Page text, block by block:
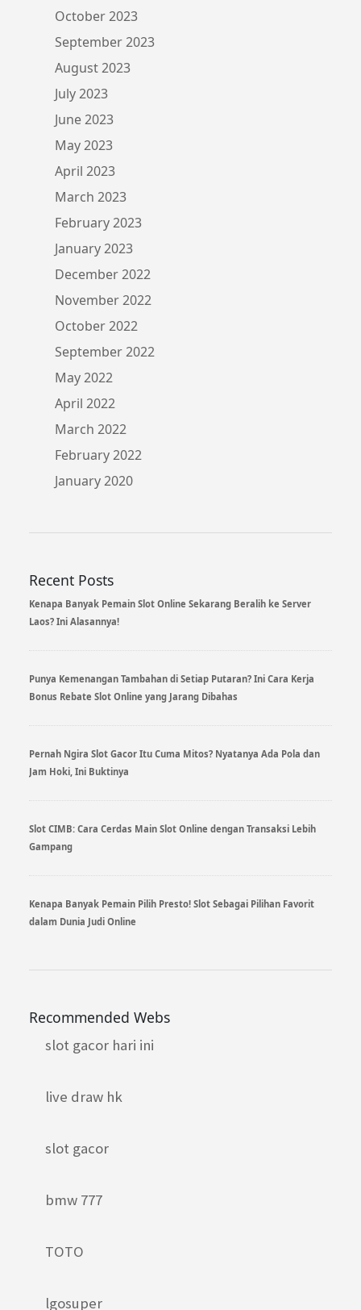
October 2023
September 2023
August 2023
July 2023
June 2023
May 2023
April 2023
March 2023
February 2023
January 2023
December 2022
November 2022
October 2022
September 2022
May 2022
April 2022
March 2022
February 2022
January 2020
Recent Posts
Kenapa Banyak Pemain Slot Online Sekarang Beralih ke Server
Laos? Ini Alasannya!
Punya Kemenangan Tambahan di Setiap Putaran? Ini Cara Kerja
Bonus Rebate Slot Online yang Jarang Dibahas
Pernah Ngira Slot Gacor Itu Cuma Mitos? Nyatanya Ada Pola dan
Jam Hoki, Ini Buktinya
Slot CIMB: Cara Cerdas Main Slot Online dengan Transaksi Lebih
Gampang
Kenapa Banyak Pemain Pilih Presto! Slot Sebagai Pilihan Favorit
dalam Dunia Judi Online
Recommended Webs
slot gacor hari ini
live draw hk
slot gacor
bmw 777
TOTO
lgosuper